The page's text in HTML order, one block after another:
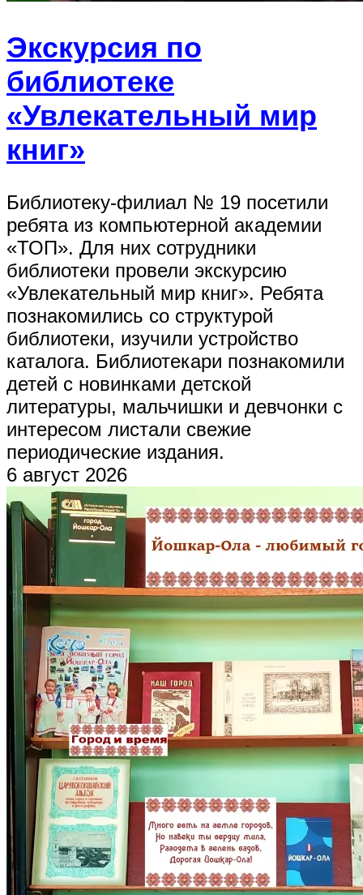
Экскурсия по
библиотеке
«Увлекательный мир
книг»
Библиотеку-филиал № 19 посетили
ребята из компьютерной академии
«ТОП». Для них сотрудники
библиотеки провели экскурсию
«Увлекательный мир книг». Ребята
познакомились со структурой
библиотеки, изучили устройство
каталога. Библиотекари познакомили
детей с новинками детской
литературы, мальчишки и девчонки с
интересом листали свежие
периодические издания.
6 август 2026